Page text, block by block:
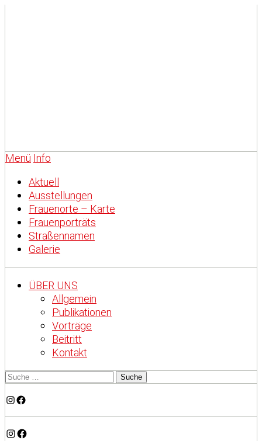
Menü Info
Aktuell
Ausstellungen
Frauenorte – Karte
Frauenporträts
Straßennamen
Galerie
ÜBER UNS
Allgemein
Publikationen
Vorträge
Beitritt
Kontakt
Instagram
Facebook
Instagram
Facebook